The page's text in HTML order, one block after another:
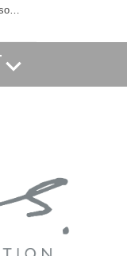
あなたの心が導く場所へ-to somewhere your heart leads/約W250×H250mm【M192】